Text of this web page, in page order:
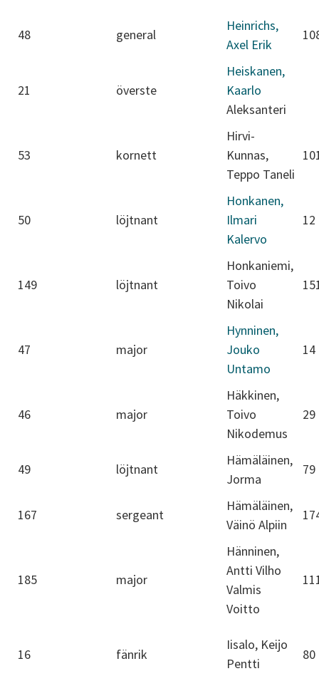
48 general
Heinrichs,
Axel Erik
21 överste
Heiskanen,
Kaarlo
Aleksanteri
53 kornett
Hirvi-
Kunnas,
Teppo Taneli
50 löjtnant
Honkanen,
Ilmari
Kalervo
12
149 löjtnant
Honkaniemi,
Toivo
Nikolai
47 major
Hynninen,
Jouko
Untamo
14
46 major
Häkkinen,
Toivo
Nikodemus
29
49 löjtnant
Hämäläinen,
Jorma
79
167 sergeant
Hämäläinen,
Väinö Alpiin
185 major
Hänninen,
Antti Vilho
Valmis
Voitto
16 fänrik
Iisalo, Keijo
Pentti
80